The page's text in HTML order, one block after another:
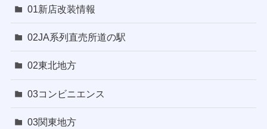
01新店改装情報
02JA系列直売所道の駅
02東北地方
03コンビニエンス
03関東地方